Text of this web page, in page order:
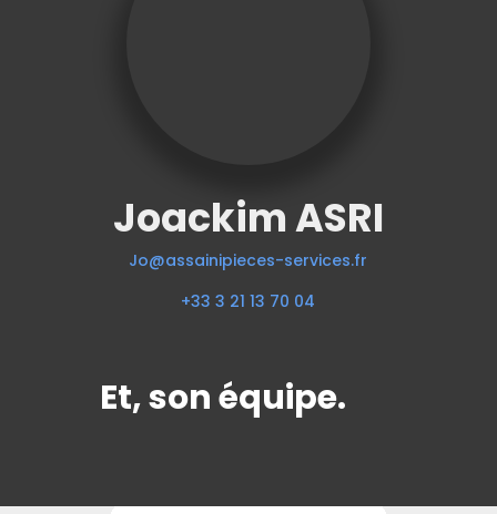
Joackim ASRI
Jo@assainipieces-services.fr
+33 3 21 13 70 04
Et, son équipe.